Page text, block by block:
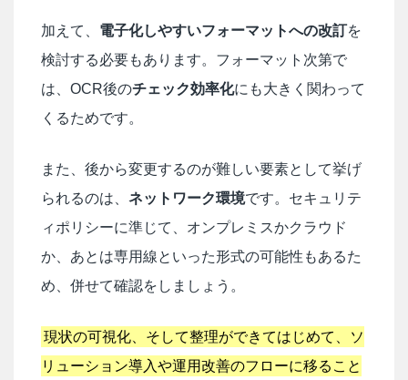
加えて、 電子化しやすいフォーマットへの改訂を
検討する必要もあります。フォーマット次第で
は、OCR後のチェック効率化にも大きく関わって
くるためです。
また、後から変更するのが難しい要素として挙げ
られるのは、 ネットワーク環境です。セキュリテ
ィポリシーに準じて、オンプレミスかクラウド
か、あとは専用線といった形式の可能性もあるた
め、併せて確認をしましょう。
現状の可視化、そして整理ができてはじめて、ソ
リューション導入や運用改善のフローに移ること